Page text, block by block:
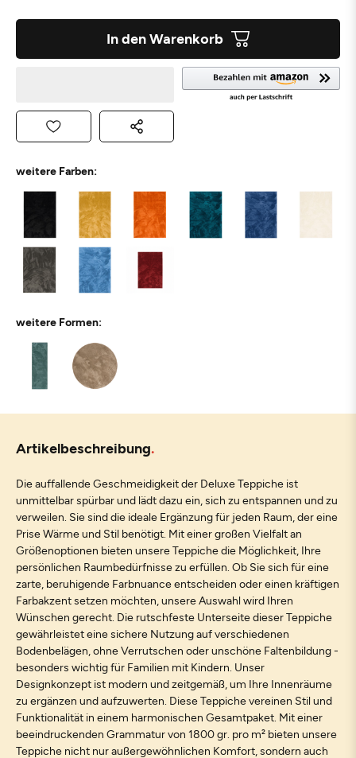
In den Warenkorb
weitere Farben:
weitere Formen:
Artikelbeschreibung
Die auffallende Geschmeidigkeit der Deluxe Teppiche ist
unmittelbar spürbar und lädt dazu ein, sich zu entspannen und zu
verweilen. Sie sind die ideale Ergänzung für jeden Raum, der eine
Prise Wärme und Stil benötigt. Mit einer großen Vielfalt an
Größenoptionen bieten unsere Teppiche die Möglichkeit, Ihre
persönlichen Raumbedürfnisse zu erfüllen. Ob Sie sich für eine
zarte, beruhigende Farbnuance entscheiden oder einen kräftigen
Farbakzent setzen möchten, unsere Auswahl wird Ihren
Wünschen gerecht. Die rutschfeste Unterseite dieser Teppiche
gewährleistet eine sichere Nutzung auf verschiedenen
Bodenbelägen, ohne Verrutschen oder unschöne Faltenbildung -
besonders wichtig für Familien mit Kindern. Unser
Designkonzept ist modern und zeitgemäß, um Ihre Innenräume
zu ergänzen und aufzuwerten. Diese Teppiche vereinen Stil und
Funktionalität in einem harmonischen Gesamtpaket. Mit einer
beeindruckenden Grammatur von 1800 gr. pro m² bieten unsere
Teppiche nicht nur außergewöhnlichen Komfort, sondern auch